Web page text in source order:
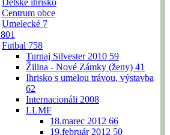
Detské ihrisko
Centrum obce
Umelecké 7
801
Futbal 758
Turnaj Silvester 2010 59
Žilina - Nové Zámky (ženy) 41
Ihrisko s umelou trávou, výstavba
62
Internacionáli 2008
LLMF
18.marec 2012 66
19.február 2012 50